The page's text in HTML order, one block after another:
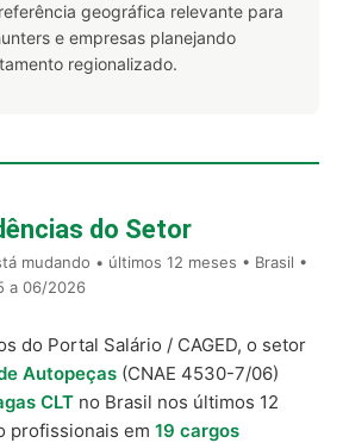
geográfica relevante para
e empresas planejando
regionalizado.
do Setor
mudando • últimos 12 meses • Brasil •
a 06/2026
do Portal Salário / CAGED, o setor
Autopeças (CNAE 4530-7/06)
CLT no Brasil nos últimos 12
profissionais em 19 cargos